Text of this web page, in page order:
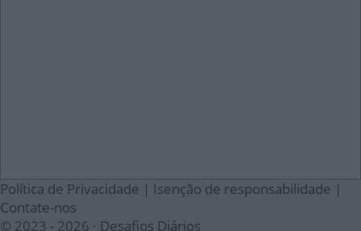
Política de Privacidade | Isenção de responsabilidade |
Contate-nos
© 2023 - 2026 · Desafios Diários